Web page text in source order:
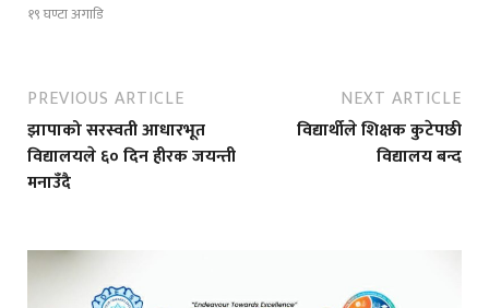
१९ घण्टा अगाडि
PREVIOUS ARTICLE
झापाको सरस्वती आधारभूत
विद्यालयले ६० दिन हीरक जयन्ती
मनाउँदै
NEXT ARTICLE
विद्यार्थीले शिक्षक कुटेपछी
विद्यालय बन्द